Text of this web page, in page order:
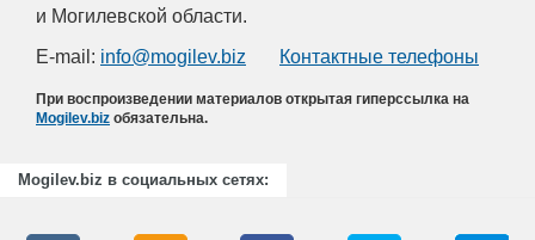
и Могилевской области.
E-mail: info@mogilev.biz Контактные телефоны
При воспроизведении материалов открытая гиперссылка на
Mogilev.biz обязательна.
Mogilev.biz в социальных сетях: